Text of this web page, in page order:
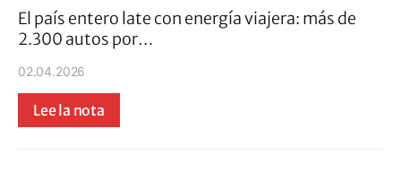
El país entero late con energía viajera: más de
2.300 autos por…
02.04.2026
Lee la nota